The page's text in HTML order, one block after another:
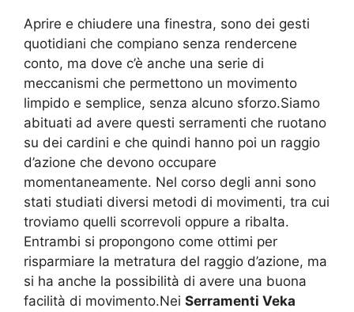
Aprire e chiudere una finestra, sono dei gesti
quotidiani che compiano senza rendercene
conto, ma dove c’è anche una serie di
meccanismi che permettono un movimento
limpido e semplice, senza alcuno sforzo.Siamo
abituati ad avere questi serramenti che ruotano
su dei cardini e che quindi hanno poi un raggio
d’azione che devono occupare
momentaneamente. Nel corso degli anni sono
stati studiati diversi metodi di movimenti, tra cui
troviamo quelli scorrevoli oppure a ribalta.
Entrambi si propongono come ottimi per
risparmiare la metratura del raggio d’azione, ma
si ha anche la possibilità di avere una buona
facilità di movimento.Nei Serramenti Veka